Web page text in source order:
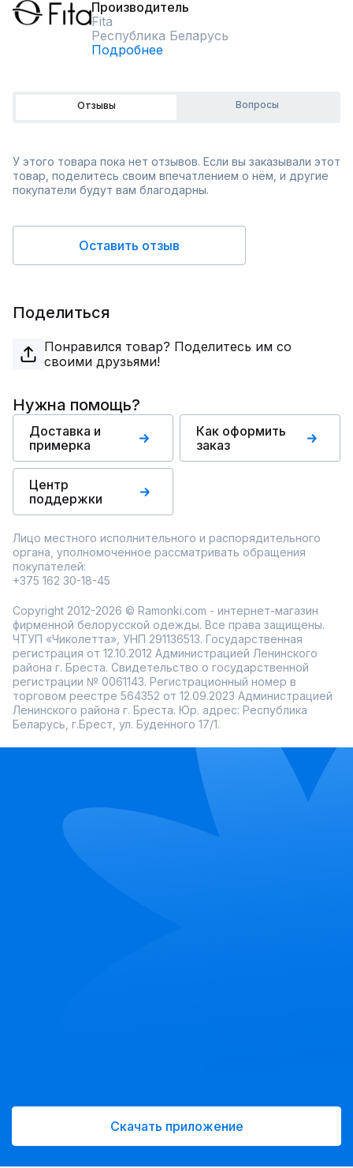
Производитель
Fita
Республика Беларусь
Подробнее
Отзывы Вопросы
У этого товара пока нет отзывов. Если вы заказывали этот
товар, поделитесь своим впечатлением о нём, и другие
покупатели будут вам благодарны.
Оставить отзыв
Поделиться
Понравился товар? Поделитесь им со
своими друзьями!
Нужна помощь?
Доставка и
примерка
Как оформить
заказ
Центр
поддержки
Лицо местного исполнительного и распорядительного
органа, уполномоченное рассматривать обращения
покупателей:
+375 162 30-18-45
Copyright 2012-2026 © Ramonki.com - интернет-магазин
фирменной белорусской одежды. Все права защищены.
ЧТУП «Чиколетта», УНП 291136513. Государственная
регистрация от 12.10.2012 Администрацией Ленинского
района г. Бреста. Свидетельство о государственной
регистрации № 0061143. Регистрационный номер в
торговом реестре 564352 от 12.09.2023 Администрацией
Ленинского района г. Бреста. Юр. адрес: Республика
Беларусь, г.Брест, ул. Буденного 17/1.
Скачать приложение